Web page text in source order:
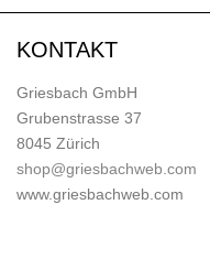
KONTAKT
Griesbach GmbH
Grubenstrasse 37
8045 Zürich
shop@griesbachweb.com
www.griesbachweb.com